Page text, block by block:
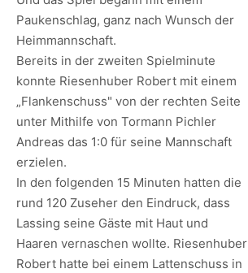
Paukenschlag, ganz nach Wunsch der
Heimmannschaft.
Bereits in der zweiten Spielminute
konnte Riesenhuber Robert mit einem
„Flankenschuss" von der rechten Seite
unter Mithilfe von Tormann Pichler
Andreas das 1:0 für seine Mannschaft
erzielen.
In den folgenden 15 Minuten hatten die
rund 120 Zuseher den Eindruck, dass
Lassing seine Gäste mit Haut und
Haaren vernaschen wollte. Riesenhuber
Robert hatte bei einem Lattenschuss in